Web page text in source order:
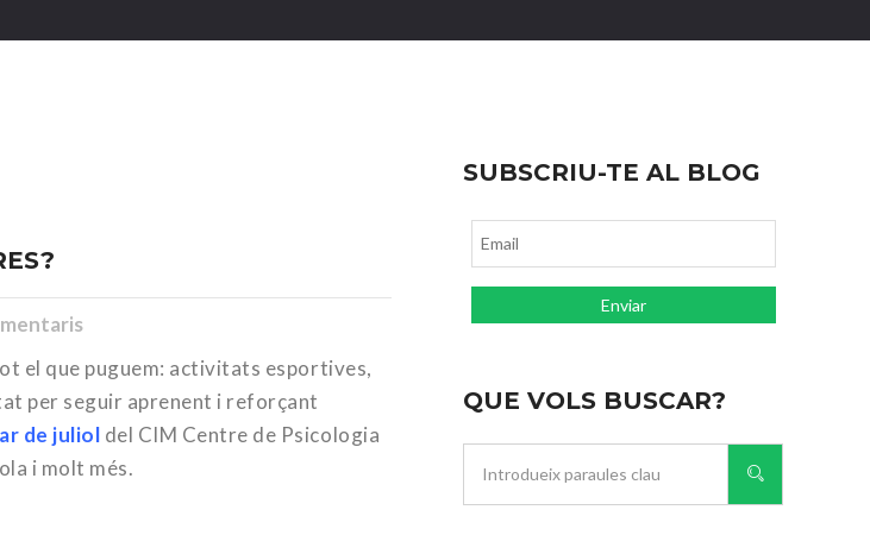
el que puguem: activitats esportives,
per seguir aprenent i reforçant
de juliol del CIM Centre de Psicologia
i molt més.
SUBSCRIU-TE AL BLOG
QUE VOLS BUSCAR?